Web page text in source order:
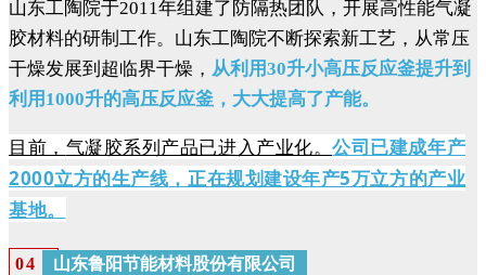
山东工陶院于2011年组建了防隔热团队，开展高性能气凝
胶材料的研制工作。山东工陶院不断探索新工艺，从常压
干燥发展到超临界干燥， 从利用30升小高压反应釜提升到
利用1000升的高压反应釜，大大提高了产能。
目前， 气凝胶系列产品已进入产业化。公司已建成年产
2000立方的生产线 ， 正在规划建设年产5万立方的产业
基地。
04 山东鲁阳节能材料股份有限公司